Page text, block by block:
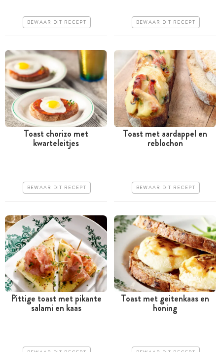
Makkelijk
BEWAAR DIT RECEPT Erg makkelijk
BEWAAR DIT RECEPT
Minder dan 30 minuten
Erg makkelijk
Toast chorizo met
kwarteleitjes
BEWAAR DIT RECEPT
Tussen 30 minuten en 1
Toast met aardappel en
reblochon
BEWAAR DIT RECEPT
Minder dan 30 minuten
Pittige toast met pikante
salami en kaas Minder dan 30 minuten
Toast met geitenkaas en
honing